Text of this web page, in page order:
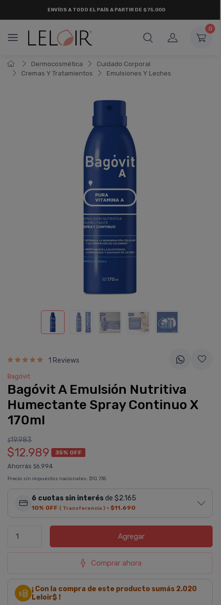
ENVÍOS A TODO EL PAÍS A PARTIR DE $75.000
0
Dermocosmética
Cuidado Corporal
Cremas Y Tratamientos
Emulsiones Y Leches
1 Reviews
Bagóvit
Bagóvit A Emulsión Nutritiva
Humectante Spray Continuo X
170ml
$19.983
$12.989 35% OFF
Ahorrás $6.994
Precio sin impuestos nacionales: $10.735
6 cuotas sin interésde $2.165
10% OFF ( Transferencia ) · $11.690
Agregar
Comprar ahora
¡ Con la compra de este producto sumás 2.020
Leloir$ !